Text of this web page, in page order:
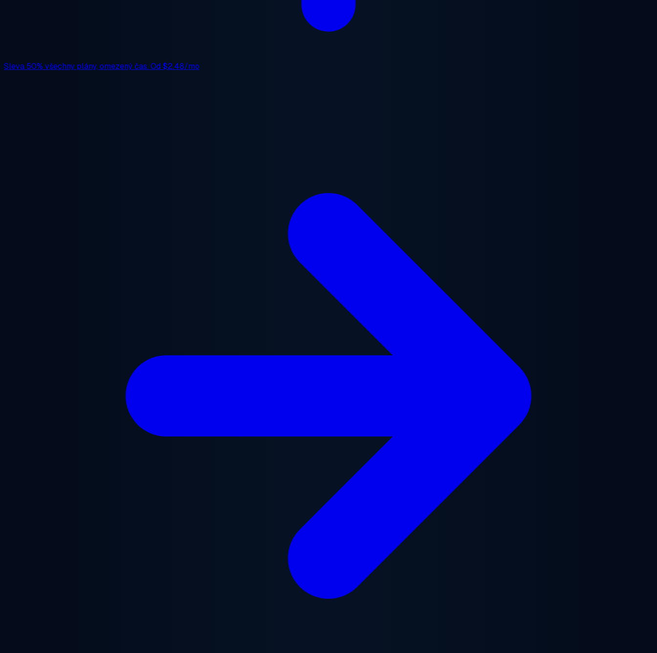
Sleva 50% všechny plány, omezený čas. Od $2.48/mo